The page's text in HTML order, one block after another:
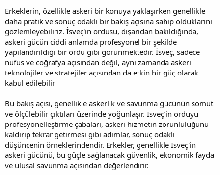
Erkeklerin, özellikle askeri bir konuya yaklaşırken genellikle
daha pratik ve sonuç odaklı bir bakış açısına sahip olduklarını
gözlemleyebiliriz. İsveç'in ordusu, dışarıdan bakıldığında,
askeri gücün ciddi anlamda profesyonel bir şekilde
yapılandırıldığı bir ordu gibi görünmektedir. İsveç, sadece
nüfus ve coğrafya açısından değil, aynı zamanda askeri
teknolojiler ve stratejiler açısından da etkin bir güç olarak
kabul edilebilir.
Bu bakış açısı, genellikle askerlik ve savunma gücünün somut
ve ölçülebilir çıktıları üzerinde yoğunlaşır. İsveç’in orduyu
profesyonelleştirme çabaları, askeri hizmetin zorunluluğunu
kaldırıp tekrar getirmesi gibi adımlar, sonuç odaklı
düşüncenin örneklerindendir. Erkekler, genellikle İsveç'in
askeri gücünü, bu güçle sağlanacak güvenlik, ekonomik fayda
ve ulusal savunma açısından değerlendirir.